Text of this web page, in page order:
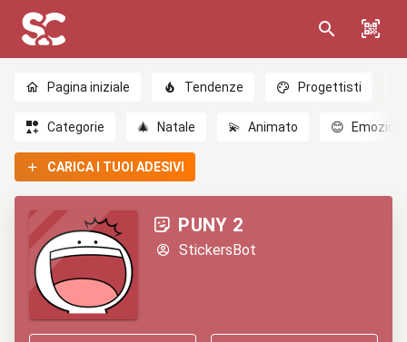
Pagina iniziale Tendenze Progettisti
Categorie 🎄 Natale 💫 Animato 😊 Emozioni
CARICA I TUOI ADESIVI
PUNY 2
StickersBot